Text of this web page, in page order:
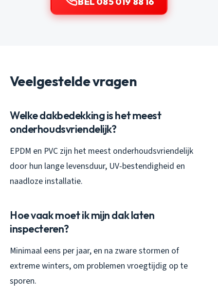
Veelgestelde vragen
Welke dakbedekking is het meest
onderhoudsvriendelijk?
EPDM en PVC zijn het meest onderhoudsvriendelijk
door hun lange levensduur, UV-bestendigheid en
naadloze installatie.
Hoe vaak moet ik mijn dak laten
inspecteren?
Minimaal eens per jaar, en na zware stormen of
extreme winters, om problemen vroegtijdig op te
sporen.